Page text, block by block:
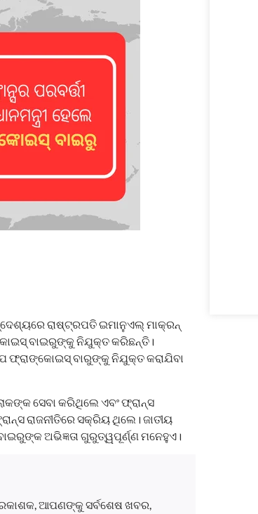
ରାଷ୍ଟ୍ରପତି ଇମାନୁଏଲ୍ ମାକ୍ରନ୍
ବାଇରୁଙ୍କୁ ନିଯୁକ୍ତ କରିଛନ୍ତି।
ଫ୍ରାଙ୍କୋଇସ୍ ବାରୁଙ୍କୁ ନିଯୁକ୍ତ କରାଯିବା
ସେବା କରିଥିଲେ ଏବଂ ଫ୍ରାନ୍ସ
ରାଜନୀତିରେ ସକ୍ରିୟ ଥିଲେ। ଜାତୀୟ
ଅଭିଜ୍ଞତା ଗୁରୁତ୍ୱପୂର୍ଣ୍ଣ ମନେହୁଏ।
ଆପଣଙ୍କୁ ସର୍ବଶେଷ ଖବର,